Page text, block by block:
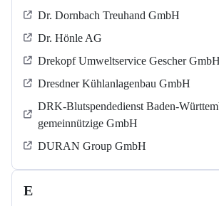
Dr. Dornbach Treuhand GmbH
Dr. Hönle AG
Drekopf Umweltservice Gescher GmbH
Dresdner Kühlanlagenbau GmbH
DRK-Blutspendedienst Baden-
gemeinnützige GmbH
DURAN Group GmbH
E